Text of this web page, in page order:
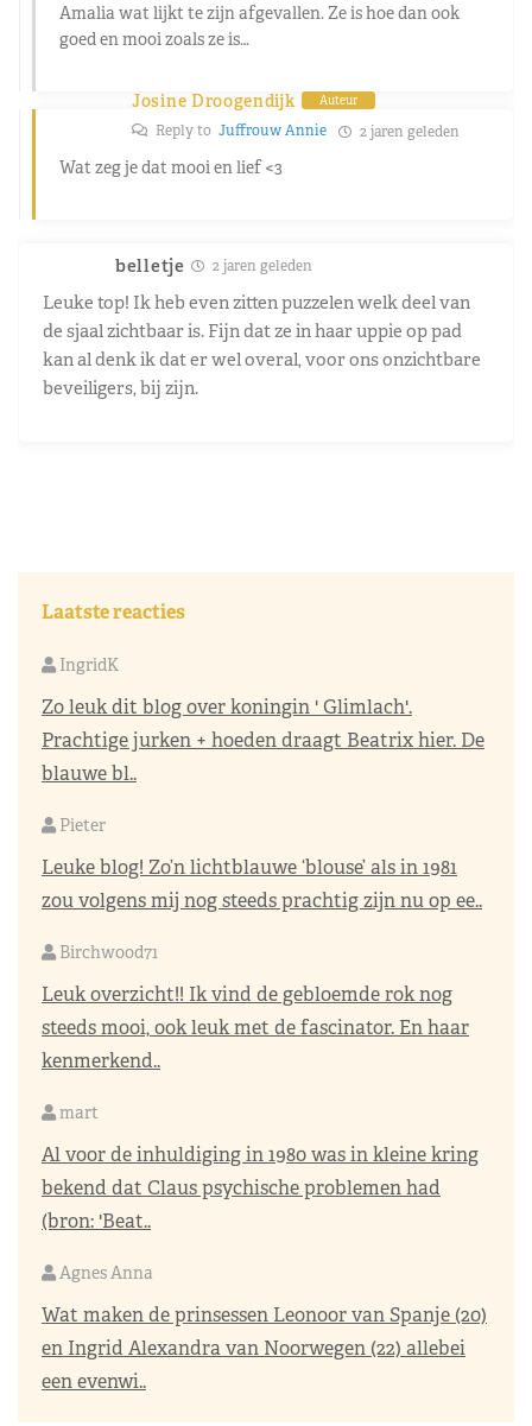
Amalia wat lijkt te zijn afgevallen. Ze is hoe dan ook
goed en mooi zoals ze is…
Josine Droogendijk Auteur
Reply to Juffrouw Annie 2 jaren geleden
Wat zeg je dat mooi en lief <3
belletje 2 jaren geleden
Leuke top! Ik heb even zitten puzzelen welk deel van
de sjaal zichtbaar is. Fijn dat ze in haar uppie op pad
kan al denk ik dat er wel overal, voor ons onzichtbare
beveiligers, bij zijn.
Laatste reacties
IngridK
Zo leuk dit blog over koningin ' Glimlach'.
Prachtige jurken + hoeden draagt Beatrix hier. De
blauwe bl..
Pieter
Leuke blog! Zo’n lichtblauwe ‘blouse’ als in 1981
zou volgens mij nog steeds prachtig zijn nu op ee..
Birchwood71
Leuk overzicht!! Ik vind de gebloemde rok nog
steeds mooi, ook leuk met de fascinator. En haar
kenmerkend..
mart
Al voor de inhuldiging in 1980 was in kleine kring
bekend dat Claus psychische problemen had
(bron: 'Beat..
Agnes Anna
Wat maken de prinsessen Leonoor van Spanje (20)
en Ingrid Alexandra van Noorwegen (22) allebei
een evenwi..